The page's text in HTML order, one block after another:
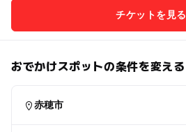
チケットを見る
おでかけスポットの条件を変える
赤穂市